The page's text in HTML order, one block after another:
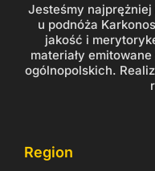
Jesteśmy
u podnóża
jakość i
materiały
ogólnopolskich.
Region